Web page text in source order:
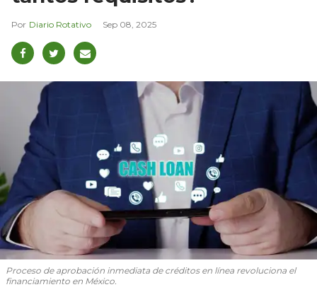
Diario Rotativo Sep 08, 2025
Proceso de aprobación inmediata de créditos en línea revoluciona el
financiamiento en México.